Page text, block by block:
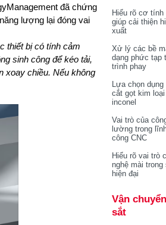
lượng lại đóng vai
thiết bị có tính cảm
sinh công để kéo tải,
xoay chiều. Nếu không
Hiểu rõ cơ
giúp cải thiện
xuất
Xử lý các bề
dạng phức tạp
trình phay
Lựa chọn
cắt gọt kim
inconel
Vai trò của
lường trong
công CNC
Hiểu rõ vai trò
nghệ mài trong
hiện đại
Vận
sắt